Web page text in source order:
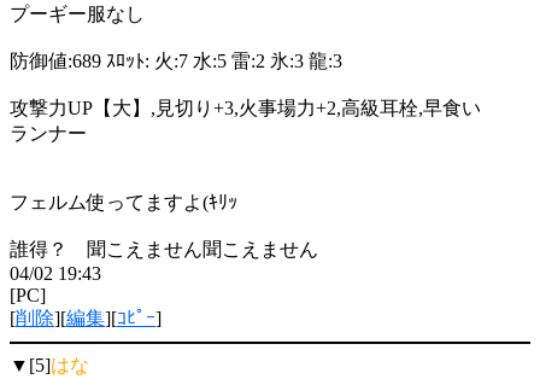
プーギー服なし
防御値:689 ｽﾛｯﾄ: 火:7 水:5 雷:2 氷:3 龍:3
攻撃力UP【大】,見切り+3,火事場力+2,高級耳栓,早食い
ランナー
フェルム使ってますよ(ｷﾘｯ
誰得？ 聞こえません聞こえません
04/02 19:43
[PC]
[削除][編集][ｺﾋﾟｰ]
▼[5]はな